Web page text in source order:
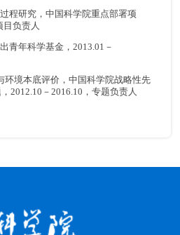
程研究，中国科学院重点部署项
目负责人
青年科学基金，2013.01－
环境本底评价，中国科学院战略性先
2012.10－2016.10，专题负责人